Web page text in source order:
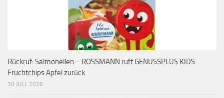
Rückruf: Salmonellen – ROSSMANN ruft GENUSSPLUS KIDS
Fruchtchips Apfel zurück
30 JULI, 2026